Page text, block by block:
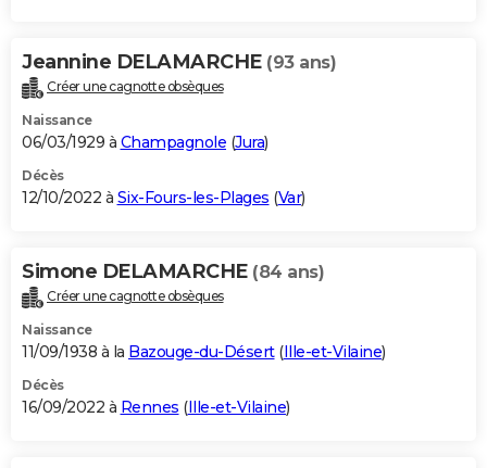
Jeannine DELAMARCHE (93 ans)
Créer une cagnotte obsèques
Naissance
06/03/1929 à Champagnole (Jura)
Décès
12/10/2022 à Six-Fours-les-Plages (Var)
Simone DELAMARCHE (84 ans)
Créer une cagnotte obsèques
Naissance
11/09/1938 à la Bazouge-du-Désert(Ille-et-Vilaine)
Décès
16/09/2022 à Rennes (Ille-et-Vilaine)